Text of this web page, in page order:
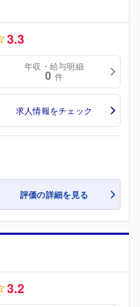
3.3
年収・給与明細
0 件
求人情報をチェック
評価の詳細を見る
3.2